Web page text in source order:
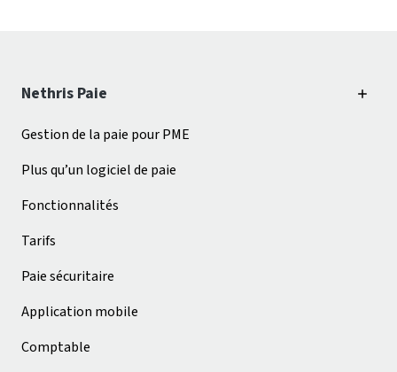
Nethris Paie
Gestion de la paie pour PME
Plus qu’un logiciel de paie
Fonctionnalités
Tarifs
Paie sécuritaire
Application mobile
Comptable